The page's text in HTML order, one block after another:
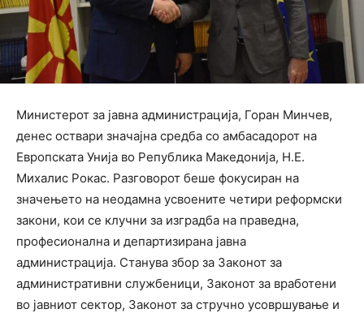
Министерот за јавна администрација, Горан Минчев,
денес оствари значајна средба со амбасадорот на
Европската Унија во Република Македонија, Н.Е.
Михалис Рокас. Разговорот беше фокусиран на
значењето на неодамна усвоените четири реформски
закони, кои се клучни за изградба на праведна,
професионална и департизирана јавна
администрација. Станува збор за Законот за
административни службеници, Законот за вработени
во јавниот сектор, Законот за стручно усовршување и